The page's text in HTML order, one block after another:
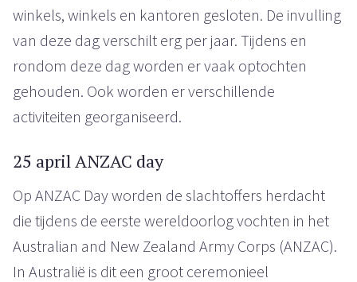
winkels, winkels en kantoren gesloten. De invulling
van deze dag verschilt erg per jaar. Tijdens en
rondom deze dag worden er vaak optochten
gehouden. Ook worden er verschillende
activiteiten georganiseerd.
25 april ANZAC day
Op ANZAC Day worden de slachtoffers herdacht
die tijdens de eerste wereldoorlog vochten in het
Australian and New Zealand Army Corps (ANZAC).
In Australië is dit een groot ceremonieel